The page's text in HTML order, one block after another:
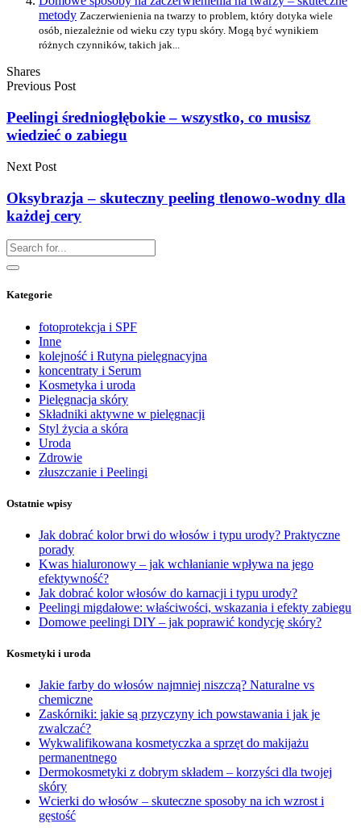
metody Zaczerwienienia na twarzy to problem, który dotyka wiele
osób, niezależnie od wieku czy typu skóry. Mogą być wynikiem
różnych czynników, takich jak...
Shares
Previous Post
Peelingi średniogłębokie – wszystko, co musisz
wiedzieć o zabiegu
Next Post
Oksybrazja – skuteczny peeling tlenowo-wodny dla
każdej cery
Kategorie
fotoprotekcja i SPF
Inne
kolejność i Rutyna pielęgnacyjna
koncentraty i Serum
Kosmetyka i uroda
Pielęgnacja skóry
Składniki aktywne w pielęgnacji
Styl życia a skóra
Uroda
Zdrowie
złuszczanie i Peelingi
Ostatnie wpisy
Jak dobrać kolor brwi do włosów i typu urody? Praktyczne
porady
Kwas hialuronowy – jak wchłanianie wpływa na jego
efektywność?
Jak dobrać kolor włosów do karnacji i typu urody?
Peelingi migdałowe: właściwości, wskazania i efekty zabiegu
Domowe peelingi DIY – jak poprawić kondycję skóry?
Kosmetyki i uroda
Jakie farby do włosów najmniej niszczą? Naturalne vs
chemiczne
Zaskórniki: jakie są przyczyny ich powstawania i jak je
zwalczać?
Wykwalifikowana kosmetyczka a sprzęt do makijażu
permanentnego
Dermokosmetyki z dobrym składem – korzyści dla twojej
skóry
Wcierki do włosów – skuteczne sposoby na ich wzrost i
gęstość